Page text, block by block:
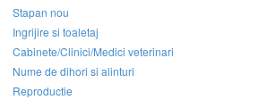
Stapan nou
Ingrijire si toaletaj
Cabinete/Clinici/Medici veterinari
Nume de dihori si alinturi
Reproductie